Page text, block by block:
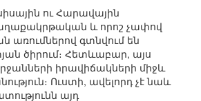
ու Հարավային
և որոշ չափով
առումներով գտնվում են
ծիրում։ Հետևաբար, այս
իրավիճակների միջև
Ուստի, ավելորդ չէ նաև
այդ